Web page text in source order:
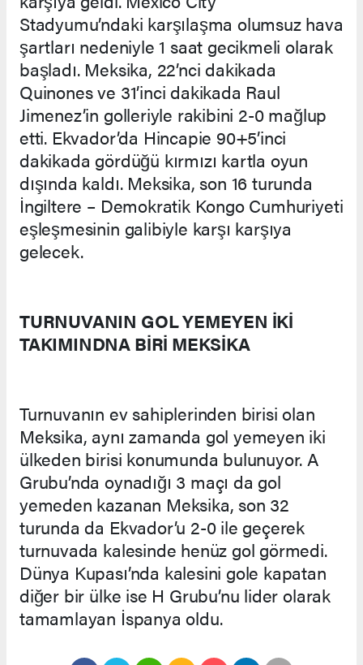
Stadyumu’ndaki karşılaşma olumsuz hava
şartları nedeniyle 1 saat gecikmeli olarak
başladı. Meksika, 22’nci dakikada
Quinones ve 31’inci dakikada Raul
Jimenez’in golleriyle rakibini 2-0 mağlup
etti. Ekvador’da Hincapie 90+5’inci
dakikada gördüğü kırmızı kartla oyun
dışında kaldı. Meksika, son 16 turunda
İngiltere – Demokratik Kongo Cumhuriyeti
eşleşmesinin galibiyle karşı karşıya
gelecek.
TURNUVANIN GOL YEMEYEN İKİ
TAKIMINDNA BİRİ MEKSİKA
Turnuvanın ev sahiplerinden birisi olan
Meksika, aynı zamanda gol yemeyen iki
ülkeden birisi konumunda bulunuyor. A
Grubu’nda oynadığı 3 maçı da gol
yemeden kazanan Meksika, son 32
turunda da Ekvador’u 2-0 ile geçerek
turnuvada kalesinde henüz gol görmedi.
Dünya Kupası’nda kalesini gole kapatan
diğer bir ülke ise H Grubu’nu lider olarak
tamamlayan İspanya oldu.